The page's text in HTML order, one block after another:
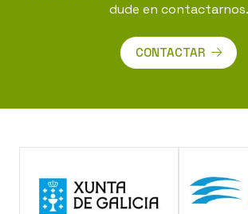
dude en contactarnos.
CONTACTAR